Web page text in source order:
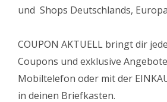
und Shops Deutschlands,
COUPON AKTUELL bringt dir
Coupons und exklusive
Mobiltelefon oder mit der
in deinen Briefkasten.